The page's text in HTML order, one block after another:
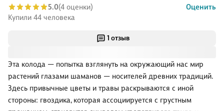
1 отзыв
Эта колода — попытка взглянуть на окружающий нас мир
растений глазами шаманов — носителей древних традиций.
Здесь привычные цветы и травы раскрываются с иной
стороны: гвоздика, которая ассоциируется с грустным
5.0(4 оценки)
Оценить
Купили 44 человека